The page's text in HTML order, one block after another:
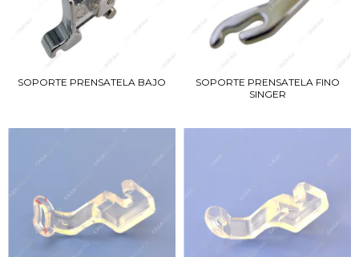
SOPORTE PRENSATELA BAJO
SOPORTE PRENSATELA FINO
SINGER